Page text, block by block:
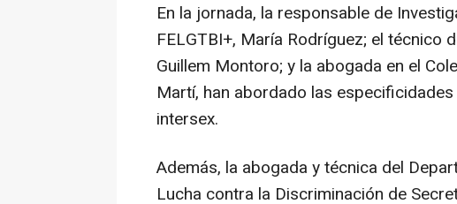
En la jornada, la responsable de
FELGTBI+, María Rodríguez; el técnico
Guillem Montoro; y la abogada en el
Martí, han abordado las
intersex.
Además, la abogada y técnica del
Lucha contra la Discriminación de